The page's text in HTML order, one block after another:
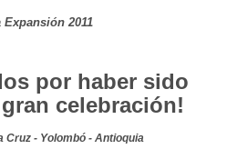
Expansión 2011
por haber sido
celebración!
Cruz - Yolombó - Antioquia